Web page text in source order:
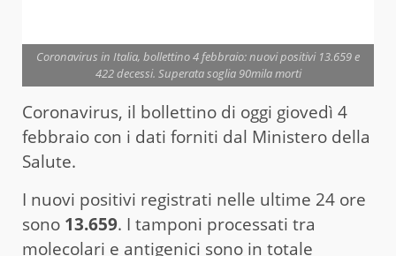
Coronavirus in Italia, bollettino 4 febbraio: nuovi positivi 13.659 e
422 decessi. Superata soglia 90mila morti
Coronavirus, il bollettino di oggi giovedì 4
febbraio con i dati forniti dal Ministero della
Salute.
I nuovi positivi registrati nelle ultime 24 ore
sono 13.659. I tamponi processati tra
molecolari e antigenici sono in totale